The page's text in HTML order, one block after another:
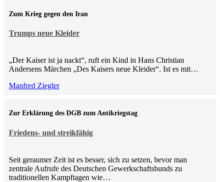
Trumps neue Kleider
Zum Krieg gegen den Iran
„Der Kaiser ist ja nackt“, ruft ein Kind in Hans Christian
Andersens Märchen „Des Kaisers neue Kleider“. Ist es mit…
Manfred Ziegler
Friedens- und streikfähig
Zur Erklärung des DGB zum Antikriegstag
Seit geraumer Zeit ist es besser, sich zu setzen, bevor man
zentrale Aufrufe des Deutschen Gewerkschaftsbunds zu
traditionellen Kampftagen wie…